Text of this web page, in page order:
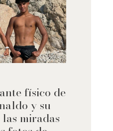
físico de
y su
miradas